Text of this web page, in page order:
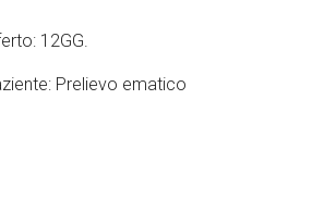
12GG.
Prelievo ematico